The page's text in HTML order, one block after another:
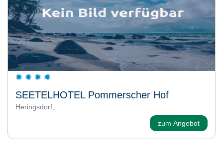
SEETELHOTEL Pommerscher Hof
Heringsdorf,
zum Angebot